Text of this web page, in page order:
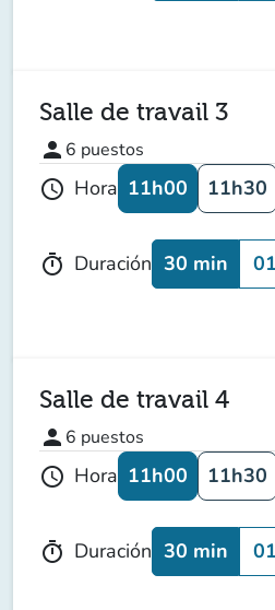
Salle de travail 3
person 6 puestos
schedule Hora 11h00 11h30
timer Duración 30 min
Salle de travail 4
person 6 puestos
schedule Hora 11h00 11h30
timer Duración 30 min